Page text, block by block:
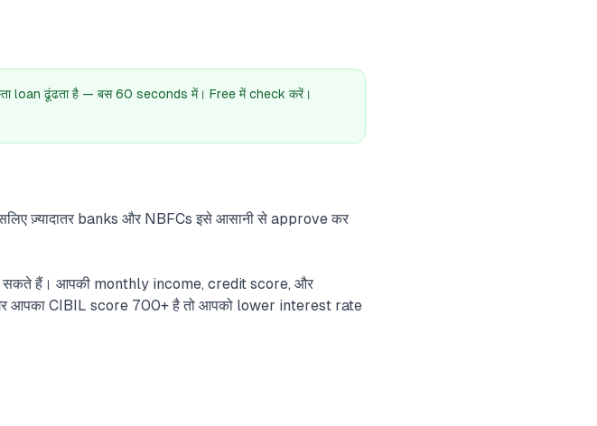
loan ढूंढता है — बस 60 seconds में। Free में check करें।
ज़्यादातर banks और NBFCs इसे आसानी से approve कर
सकते हैं। आपकी monthly income, credit score, और
CIBIL score 700+ है तो आपको lower interest rate